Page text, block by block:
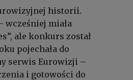
historii.
miała
ale konkurs został
pojechała do
serwis Eurowizji –
i gotowości do